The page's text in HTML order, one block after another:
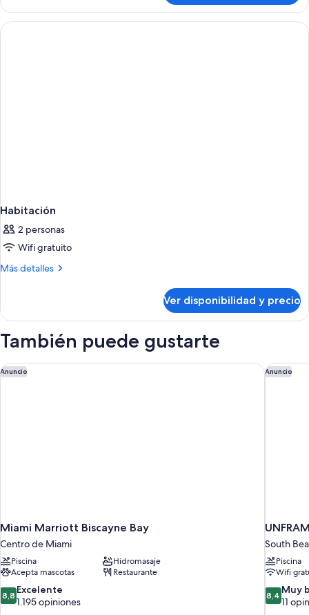
Habitación
2 personas
Wifi gratuito
Más detalles
Más
Ver disponibilidad y precio
También puede gustarte
Anuncio
Miami Marriott Biscayne Bay
Centro de Miami
Piscina
Hidromasaje
Acepta mascotas
Restaurante
8.8
de
8,8 Excelente
1.195 opiniones
Miami Marriott Biscayne Bay Anuncio
South
Piscina
Wifi
8.4
de
8,4 Muy
11